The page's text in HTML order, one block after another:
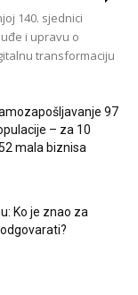
140. sjednici
i upravu o
transformaciju
97
– za 10
mala biznisa
Ko je znao za